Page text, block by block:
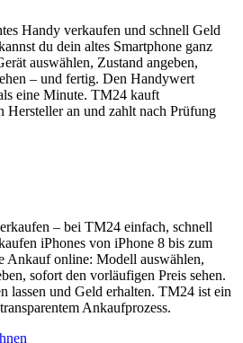
Handy verkaufen und schnell Geld
du dein altes Smartphone ganz
auswählen, Zustand angeben,
– und fertig. Den Handywert
eine Minute. TM24 kauft
Hersteller an und zahlt nach Prüfung
– bei TM24 einfach, schnell
iPhones von iPhone 8 bis zum
Ankauf online: Modell auswählen,
sofort den vorläufigen Preis sehen.
lassen und Geld erhalten. TM24 ist ein
Ankaufprozess.